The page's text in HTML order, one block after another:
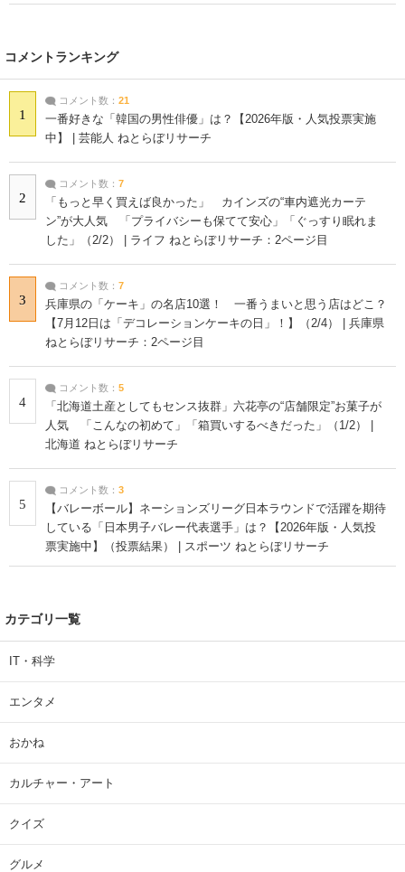
コメントランキング
1
コメント数： 21
一番好きな「韓国の男性俳優」は？【2026年版・人気投票実施
中】 | 芸能人 ねとらぼリサーチ
2
コメント数： 7
「もっと早く買えば良かった」 カインズの“車内遮光カーテ
ン”が大人気 「プライバシーも保てて安心」「ぐっすり眠れま
した」（2/2） | ライフ ねとらぼリサーチ：2ページ目
3
コメント数： 7
兵庫県の「ケーキ」の名店10選！ 一番うまいと思う店はどこ？
【7月12日は「デコレーションケーキの日」！】（2/4） | 兵庫県
ねとらぼリサーチ：2ページ目
4
コメント数： 5
「北海道土産としてもセンス抜群」六花亭の“店舗限定”お菓子が
人気 「こんなの初めて」「箱買いするべきだった」（1/2） |
北海道 ねとらぼリサーチ
5
コメント数： 3
【バレーボール】ネーションズリーグ日本ラウンドで活躍を期待
している「日本男子バレー代表選手」は？【2026年版・人気投
票実施中】（投票結果） | スポーツ ねとらぼリサーチ
カテゴリ一覧
IT・科学
エンタメ
おかね
カルチャー・アート
クイズ
グルメ